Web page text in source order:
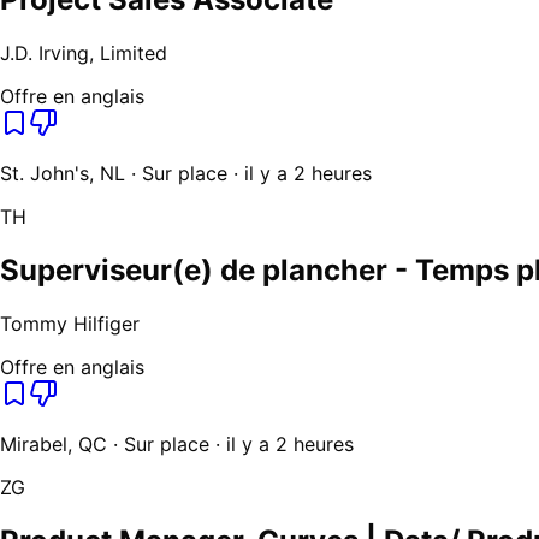
J.D. Irving, Limited
Offre en anglais
St. John's, NL · Sur place · il y a 2 heures
TH
Superviseur(e) de plancher - Temps
Tommy Hilfiger
Offre en anglais
Mirabel, QC · Sur place · il y a 2 heures
ZG